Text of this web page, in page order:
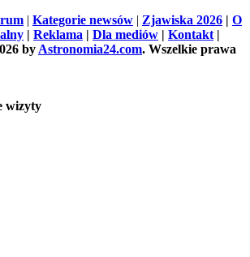
| Kategorie newsów | Zjawiska 2026 | O
| Reklama | Dla mediów | Kontakt |
by Astronomia24.com. Wszelkie prawa
wizyty